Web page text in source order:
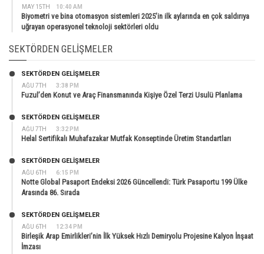
MAY 15TH 10:40 AM
Biyometri ve bina otomasyon sistemleri 2025’in ilk aylarında en çok saldırıya
uğrayan operasyonel teknoloji sektörleri oldu
SEKTÖRDEN GELIŞMELER
AĞU 7TH 3:38 PM
SEKTÖRDEN GELIŞMELER
Fuzul’den Konut ve Araç Finansmanında Kişiye Özel Terzi Usulü Planlama
AĞU 7TH 3:32 PM
SEKTÖRDEN GELIŞMELER
Helal Sertifikalı Muhafazakar Mutfak Konseptinde Üretim Standartları
AĞU 6TH 6:15 PM
SEKTÖRDEN GELIŞMELER
Notte Global Pasaport Endeksi 2026 Güncellendi: Türk Pasaportu 199 Ülke
Arasında 86. Sırada
AĞU 6TH 12:34 PM
SEKTÖRDEN GELIŞMELER
Birleşik Arap Emirlikleri’nin İlk Yüksek Hızlı Demiryolu Projesine Kalyon İnşaat
İmzası